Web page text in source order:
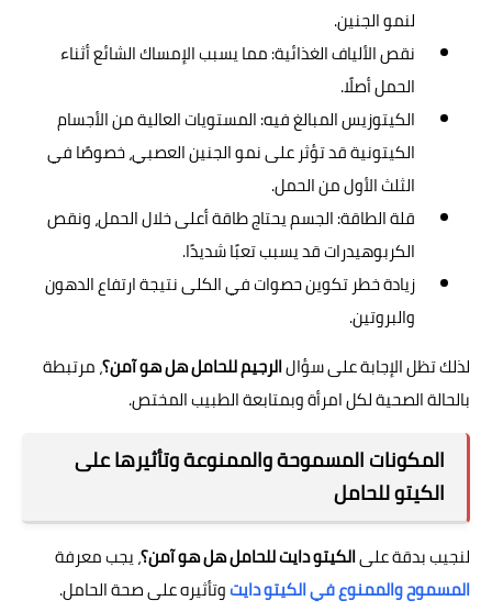
لنمو الجنين.
نقص الألياف الغذائية: مما يسبب الإمساك الشائع أثناء
الحمل أصلًا.
الكيتوزيس المبالغ فيه: المستويات العالية من الأجسام
الكيتونية قد تؤثر على نمو الجنين العصبي، خصوصًا في
الثلث الأول من الحمل.
قلة الطاقة: الجسم يحتاج طاقة أعلى خلال الحمل، ونقص
الكربوهيدرات قد يسبب تعبًا شديدًا.
زيادة خطر تكوين حصوات في الكلى نتيجة ارتفاع الدهون
والبروتين.
لذلك تظل الإجابة على سؤالالرجيم للحامل هل هو آمن؟، مرتبطة
بالحالة الصحية لكل امرأة وبمتابعة الطبيب المختص.
المكونات المسموحة والممنوعة وتأثيرها على
الكيتو للحامل
لنجيب بدقة علىالكيتو دايت للحامل هل هو آمن؟، يجب معرفة
المسموح والممنوع في الكيتو دايتوتأثيره على صحة الحامل.